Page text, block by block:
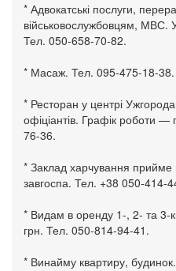
* Адвокатські послуги,
військовослужбовцям, МВС.
Тел. 050-658-70-82.
* Масаж. Тел. 095-475-18-38.
* Ресторан у центрі
офіціантів. Графік роботи
76-36.
* Заклад харчування
завгоспа. Тел. +38 050-414-
* Видам в оренду 1-, 2- та 3-
грн. Тел. 050-814-94-41.
* Винайму квартиру,